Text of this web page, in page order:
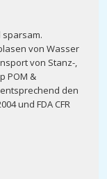
von Wasser
von Stanz-,
POM &
den
und FDA CFR